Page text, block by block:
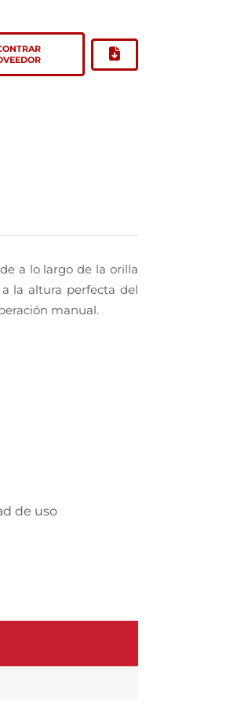
a lo largo de la orilla
la altura perfecta del
manual.
de uso